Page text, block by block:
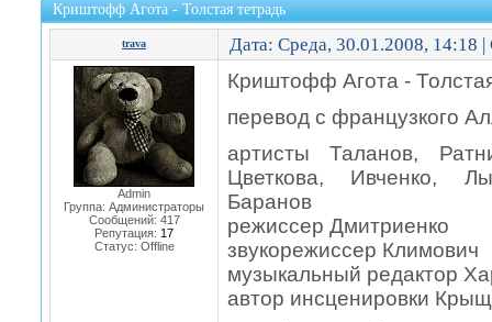
Криштофф Агота - Толстая тетрадь
trava Дата: Среда, 30.01.2008, 14:18
Admin
Группа: Администраторы
Сообщений: 417
Репутация: 17
Статус: Offline
Криштофф Агота -
перевод с французкого
артисты Таланов,
Цветкова, Ивченко,
Баранов
режиссер Дмитриенко
звукорежиссер Климович
музыкальный редактор
автор инсценировки